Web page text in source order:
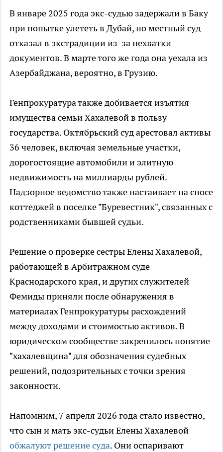
В январе 2025 года экс-судью задержали в Баку
при попытке улететь в Дубай, но местный суд
отказал в экстрадиции из-за нехватки
документов. В марте того же года она уехала из
Азербайджана, вероятно, в Грузию.
Генпрокуратура также добивается изъятия
имущества семьи Хахалевой в пользу
государства. Октябрьский суд арестовал активы
36 человек, включая земельные участки,
дорогостоящие автомобили и элитную
недвижимость на миллиарды рублей.
Надзорное ведомство также настаивает на сносе
коттеджей в поселке "Буревестник", связанных с
родственниками бывшей судьи.
Решение о проверке сестры Елены Хахалевой,
работающей в Арбитражном суде
Краснодарского края, и других служителей
Фемиды приняли после обнаружения в
материалах Генпрокуратуры расхождений
между доходами и стоимостью активов. В
юридическом сообществе закрепилось понятие
"хахалевщина" для обозначения судебных
решений, подозрительных с точки зрения
законности.
Напомним, 7 апреля 2026 года стало известно,
что сын и мать экс-судьи Елены Хахалевой
обжалуют решение суда. Они оспаривают